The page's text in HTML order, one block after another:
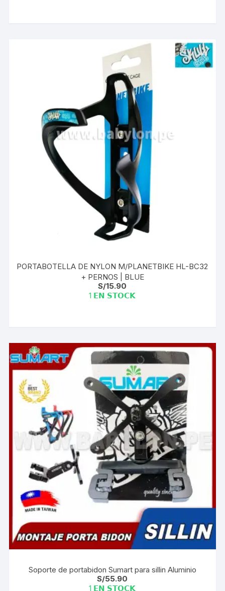
PORTABOTELLA DE NYLON M/PLANETBIKE HL-BC32
+ PERNOS | BLUE
S/15.90
1 𝗘𝗡 𝗦𝗧𝗢𝗖𝗞
Soporte de portabidon Sumart para sillin Aluminio
S/55.90
1 𝗘𝗡 𝗦𝗧𝗢𝗖𝗞